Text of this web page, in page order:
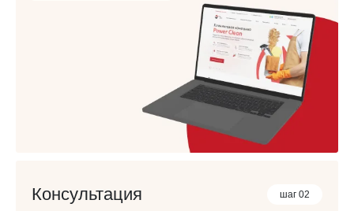
шаг 02
Консультация